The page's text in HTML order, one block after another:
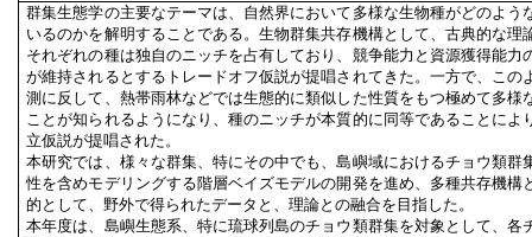
群集生態学の主要なテーマは、自然界において多様な生物種がどのよう
いるのかを解明することである。生物群集共存機構として、古典的な理
それぞれの種は独自のニッチを占有しており、競争能力と資源獲得能力
が維持されるとするトレードオフ仮説が提唱されてきた。一方で、この
測に反して、熱帯雨林などでは生態的に類似した性質をもつ極めて多様
ことが知られるようになり、種のニッチが本質的に同等であることによ
立仮説が提唱された。
本研究では、様々な群集、特にその中でも、島嶼域におけるチョウ類群
性を含めモデリングする階層ベイズモデルの開発を進め、多種共存機構
的として、野外で得られたデータと、理論との融合を目指した。
本年度は、島嶼生態系、特に琉球列島のチョウ類群集を対象として、各